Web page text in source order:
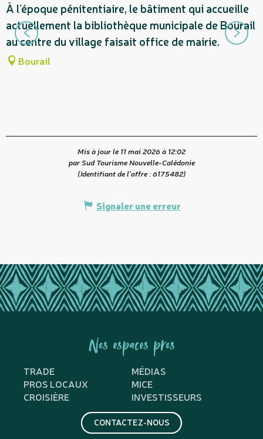
À l’époque pénitentiaire, le bâtiment qui accueille
actuellement la bibliothèque municipale de Bourail
au centre du village faisait office de mairie.
Bourail
Mis à jour le 11 mai 2026 à 12:02
par Sud Tourisme Nouvelle-Calédonie
(Identifiant de l'offre :6175482)
Signaler une erreur
Nos espaces pros
TRADE
MÉDIAS
PROS LOCAUX
MICE
CROISIÈRE
INVESTISSEURS
CONTACTEZ-NOUS